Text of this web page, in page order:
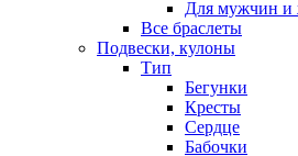
Для мужчин
Все браслеты
Подвески, кулоны
Тип
Бегунки
Кресты
Сердце
Бабочки